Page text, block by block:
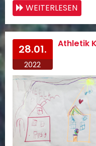
WEITERLESEN
28.01.
2022
Athletik